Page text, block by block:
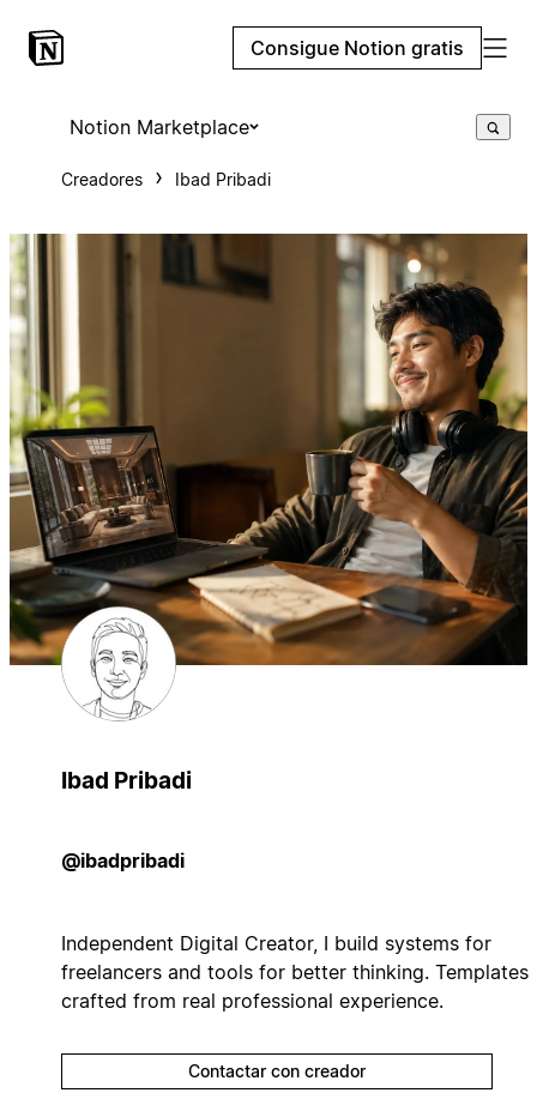
Consigue Notion gratis
Notion Marketplace
Creadores Ibad Pribadi
Ibad Pribadi
@ibadpribadi
Independent Digital Creator, I build systems for
freelancers and tools for better thinking. Templates
crafted from real professional experience.
Contactar con creador